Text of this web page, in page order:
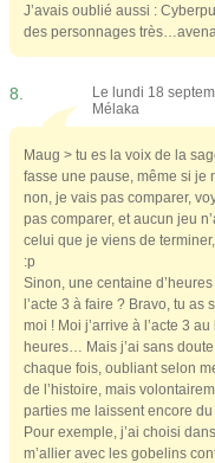
J’avais oublié aussi :
des personnages
8.
Le lundi 18
Mélaka
Maug > tu es la voix de la
fasse une pause, même si je
non, je vais pas comparer,
pas comparer, et aucun jeu
celui que je viens de
:p
Sinon, une centaine
l’acte 3 à faire ? Bravo, tu as
moi ! Moi j’arrive à l’acte 3
heures… Mais j’ai sans
chaque fois, oubliant selon
de l’histoire, mais
parties me laissent encore
Pour exemple, j’ai choisi
m’allier avec les gobelins